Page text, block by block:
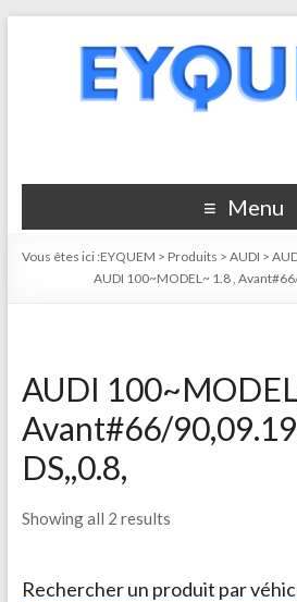
Menu
Vous êtes ici :EYQUEM > Produits >AUDI >
AUDI 100~MODEL~ 1.8 ,
AUDI
Avant#66/
DS,,0.8,
Showing all 2 results
Rechercher un produit par